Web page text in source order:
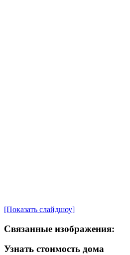
[Показать слайдшоу]
Связанные изображения:
Узнать стоимость дома